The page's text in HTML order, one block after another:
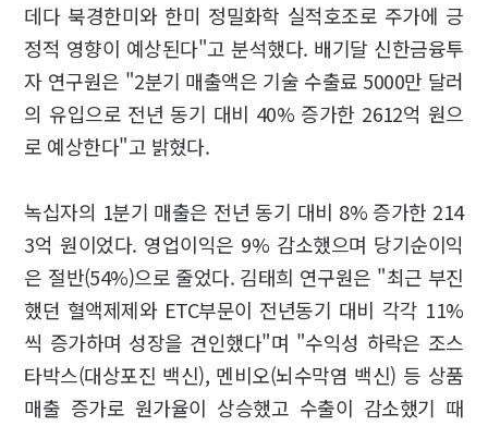
데다 북경한미와 한미 정밀화학 실적호조로 주가에 긍
정적 영향이 예상된다"고 분석했다. 배기달 신한금융투
자 연구원은 "2분기 매출액은 기술 수출료 5000만 달러
의 유입으로 전년 동기 대비 40% 증가한 2612억 원으
로 예상한다"고 밝혔다.
녹십자의 1분기 매출은 전년 동기 대비 8% 증가한 214
3억 원이었다. 영업이익은 9% 감소했으며 당기순이익
은 절반(54%)으로 줄었다. 김태희 연구원은 "최근 부진
했던 혈액제제와 ETC부문이 전년동기 대비 각각 11%
씩 증가하며 성장을 견인했다"며 "수익성 하락은 조스
타박스(대상포진 백신), 멘비오(뇌수막염 백신) 등 상품
매출 증가로 원가율이 상승했고 수출이 감소했기 때